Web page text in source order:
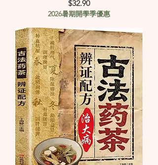
Price
$32.90
2026暑期開學季優惠